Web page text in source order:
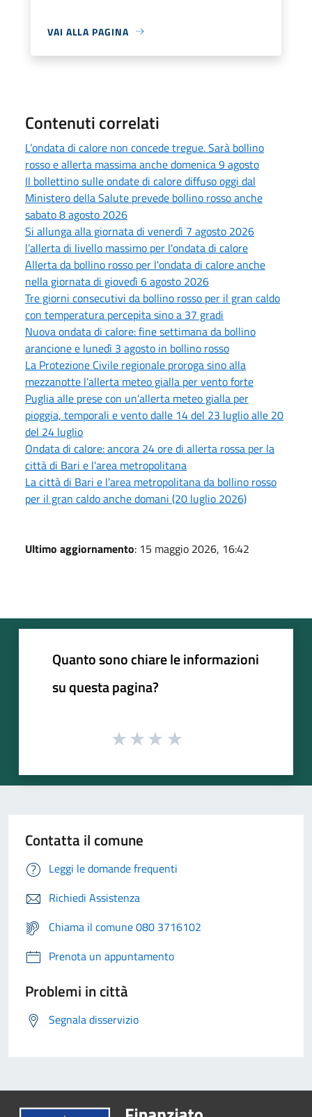
VAI ALLA PAGINA
Contenuti correlati
L’ondata di calore non concede tregue. Sarà bollino
rosso e allerta massima anche domenica 9 agosto
Il bollettino sulle ondate di calore diffuso oggi dal
Ministero della Salute prevede bollino rosso anche
sabato 8 agosto 2026
Si allunga alla giornata di venerdì 7 agosto 2026
l’allerta di livello massimo per l'ondata di calore
Allerta da bollino rosso per l'ondata di calore anche
nella giornata di giovedì 6 agosto 2026
Tre giorni consecutivi da bollino rosso per il gran caldo
con temperatura percepita sino a 37 gradi
Nuova ondata di calore: fine settimana da bollino
arancione e lunedì 3 agosto in bollino rosso
La Protezione Civile regionale proroga sino alla
mezzanotte l’allerta meteo gialla per vento forte
Puglia alle prese con un’allerta meteo gialla per
pioggia, temporali e vento dalle 14 del 23 luglio alle 20
del 24 luglio
Ondata di calore: ancora 24 ore di allerta rossa per la
città di Bari e l'area metropolitana
La città di Bari e l’area metropolitana da bollino rosso
per il gran caldo anche domani (20 luglio 2026)
Ultimo aggiornamento: 15 maggio 2026, 16:42
Quanto sono chiare le informazioni
su questa pagina?
Contatta il comune
Leggi le domande frequenti
Richiedi Assistenza
Chiama il comune 080 3716102
Prenota un appuntamento
Problemi in città
Segnala disservizio